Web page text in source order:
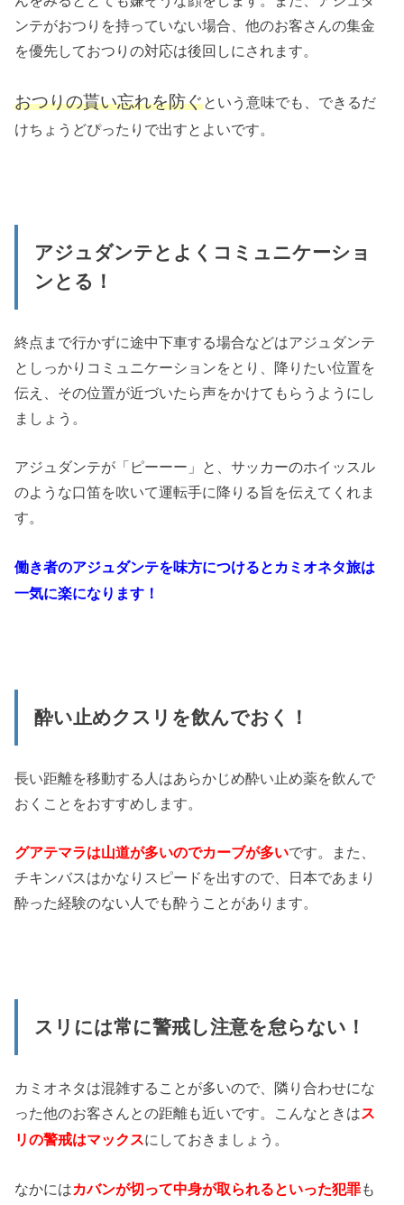
ンテがおつりを持っていない場合、他のお客さんの集金
を優先しておつりの対応は後回しにされます。
おつりの貰い忘れを防ぐという意味でも、できるだ
けちょうどぴったりで出すとよいです。
アジュダンテとよくコミュニケーショ
ンとる！
終点まで行かずに途中下車する場合などはアジュダンテ
としっかりコミュニケーションをとり、降りたい位置を
伝え、その位置が近づいたら声をかけてもらうようにし
ましょう。
アジュダンテが「ピーーー」と、サッカーのホイッスル
のような口笛を吹いて運転手に降りる旨を伝えてくれま
す。
働き者のアジュダンテを味方につけるとカミオネタ旅は
一気に楽になります！
酔い止めクスリを飲んでおく！
長い距離を移動する人はあらかじめ酔い止め薬を飲んで
おくことをおすすめします。
グアテマラは山道が多いのでカーブが多いです。また、
チキンバスはかなりスピードを出すので、日本であまり
酔った経験のない人でも酔うことがあります。
スリには常に警戒し注意を怠らない！
カミオネタは混雑することが多いので、隣り合わせにな
った他のお客さんとの距離も近いです。こんなときはス
リの警戒はマックスにしておきましょう。
なかにはカバンが切って中身が取られるといった犯罪も